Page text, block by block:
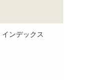
ンデックス